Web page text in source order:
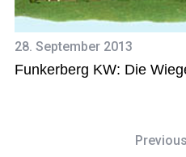
28. September 2013
Funkerberg KW: Die